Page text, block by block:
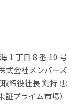
1 丁目 8 番 10 号
式会社メンバーズ
締役社長 剣持 忠
証プライム市場）